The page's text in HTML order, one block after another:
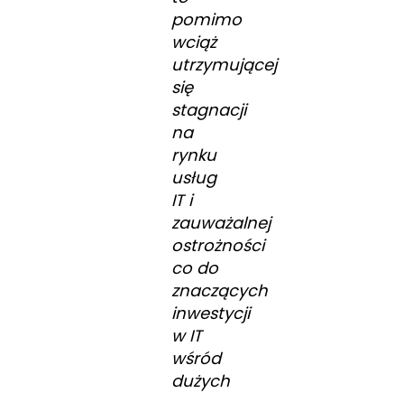
pomimo
wciąż
utrzymującej
się
stagnacji
na
rynku
usług
IT i
zauważalnej
ostrożności
co do
znaczących
inwestycji
w IT
wśród
dużych